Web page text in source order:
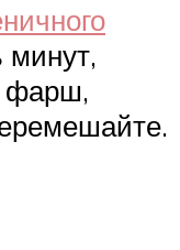
минут,
фарш,